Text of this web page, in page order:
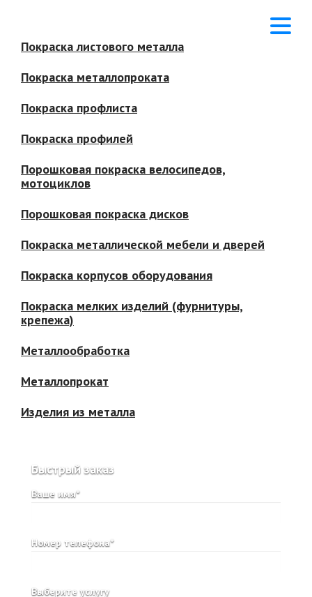
Покраска листового металла
Покраска металлопроката
Покраска профлиста
Покраска профилей
Порошковая покраска велосипедов,
мотоциклов
Порошковая покраска дисков
Покраска металлической мебели и дверей
Покраска корпусов оборудования
Покраска мелких изделий (фурнитуры,
крепежа)
Металлообработка
Металлопрокат
Изделия из металла
Быстрый заказ
Ваше имя*
Номер телефона*
Выберите услугу